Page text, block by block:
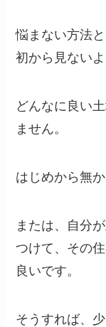
悩まない方法
初から見ない
どんなに良い
ません。
はじめから無
または、自分
つけて、その
良いです。
そうすれば、